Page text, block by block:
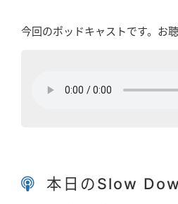
今回のポッドキャストです。お聴
本日のSlow